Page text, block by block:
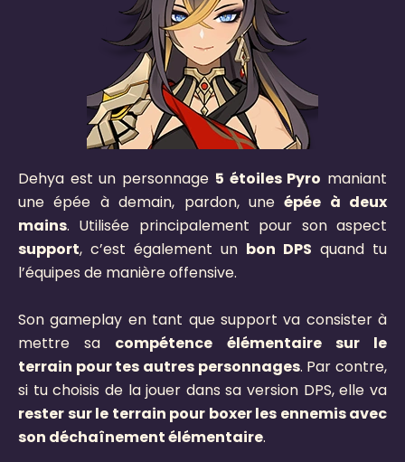
Dehya est un personnage 5 étoiles Pyro maniant
une épée à demain, pardon, uneépée à deux
mains. Utilisée principalement pour son aspect
support, c’est également un bon DPS quand tu
l’équipes de manière offensive.
Son gameplay en tant que support va consister à
mettre sa compétence élémentaire sur le
terrain pour tes autres personnages. Par contre,
si tu choisis de la jouer dans sa version DPS, elle va
rester sur le terrain pour boxer les ennemis avec
son déchaînement élémentaire.